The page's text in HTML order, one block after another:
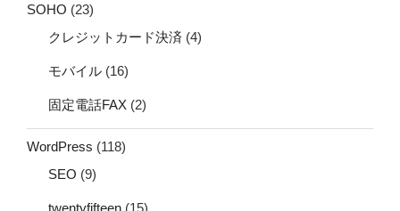
SOHO (23)
クレジットカード決済 (4)
モバイル (16)
固定電話FAX (2)
WordPress (118)
SEO (9)